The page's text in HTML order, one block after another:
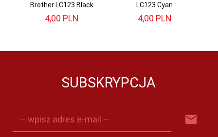
Brother LC123 Black
4,00 PLN
LC123 Cyan
4,00 PLN
SUBSKRYPCJA
-- wpisz adres e-mail --